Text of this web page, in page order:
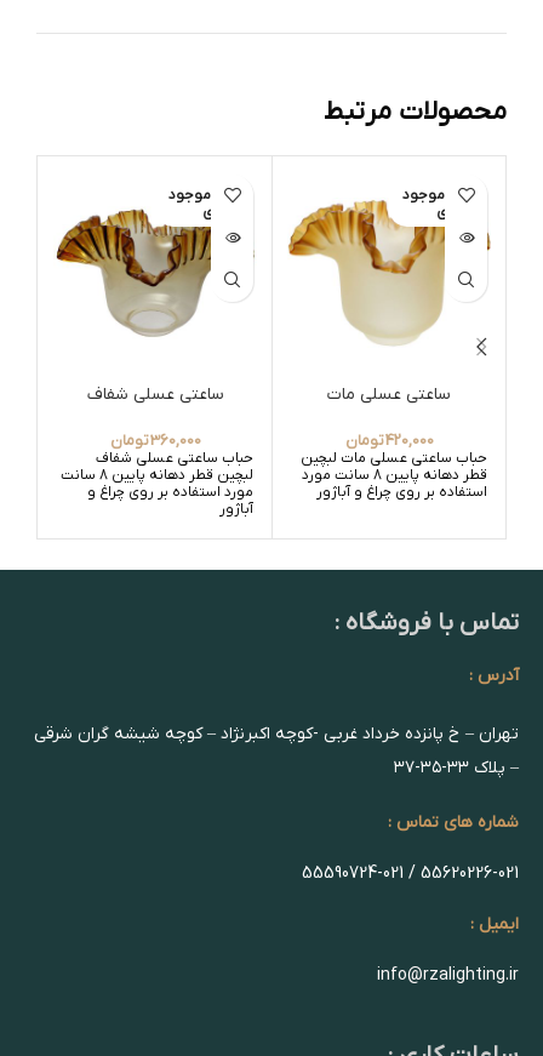
محصولات مرتبط
اتمام موجود
ی
ساعتی عسلی مات
420,000تومان
حباب ساعتی عسلی مات لبچین
قطر دهانه پایین 8 سانت مورد
استفاده بر روی چراغ و آباژور
اتمام موجود
ی
ساعتی عسلی شفاف
360,000تومان
حباب ساعتی عسلی شفاف
لبچین قطر دهانه پایین 8 سانت
مورد استفاده بر روی چراغ و
آباژور
تماس با فروشگاه :
آدرس :
تهران – خ پانزده خرداد غربی -کوچه اکبرنژاد – کوچه شیشه گران شرقی
– پلاک ۳۳-۳۵-۳۷
شماره های تماس :
55620226-021 / 55590724-021
ایمیل :
info@rzalighting.ir